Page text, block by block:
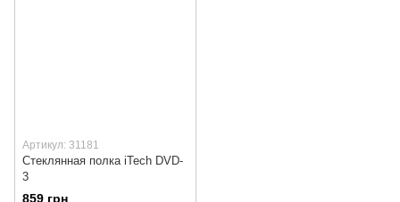
Артикул: 31181
Стеклянная полка iTech DVD-
3
859 грн